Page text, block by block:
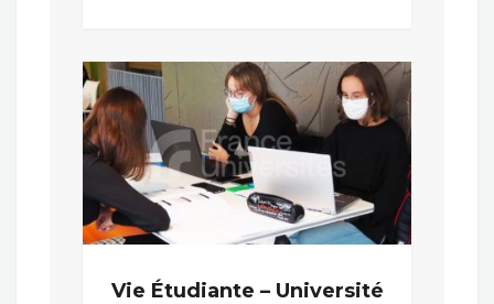
Vie Étudiante – Université